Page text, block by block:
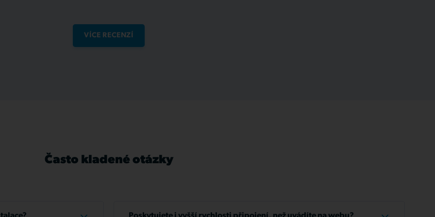
VÍCE RECENZÍ
Často kladené otázky